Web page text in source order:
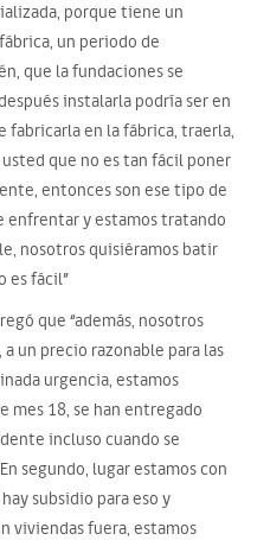
porque tiene un
un periodo de
que la fundaciones se
instalarla podría ser en
fabricarla en la fábrica, traerla,
que no es tan fácil poner
entonces son ese tipo de
enfrentar y estamos tratando
nosotros quisiéramos batir
es fácil”
que “además, nosotros
un precio razonable para las
urgencia, estamos
mes 18, se han entregado
incluso cuando se
segundo, lugar estamos con
subsidio para eso y
viviendas fuera, estamos